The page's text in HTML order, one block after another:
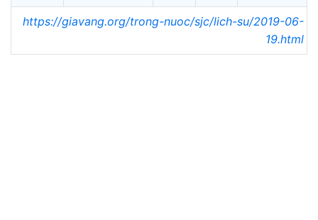
https://giavang.org/trong-nuoc/sjc/lich-su/2019-06-
19.html